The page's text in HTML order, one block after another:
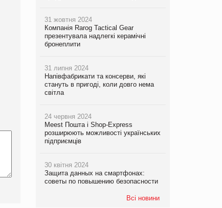
31 жовтня 2024
Компанія Rarog Tactical Gear
презентувала надлегкі керамічні
бронеплити
31 липня 2024
Напівфабрикати та консерви, які
стануть в пригоді, коли довго нема
світла
24 червня 2024
Meest Пошта і Shop-Express
розширюють можливості українських
підприємців
30 квітня 2024
Защита данных на смартфонах:
советы по повышению безопасности
Всі новини